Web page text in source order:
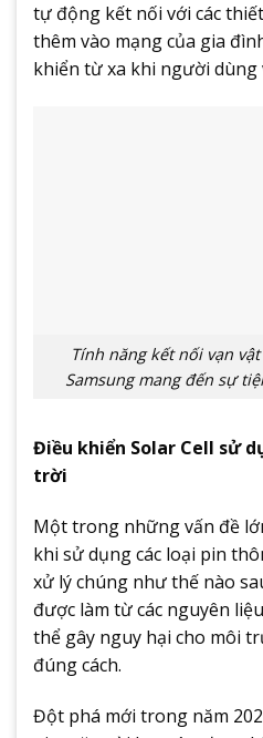
tự động kết nối với các
thêm vào mạng của gia
khiển từ xa khi người dùng
Tính năng kết nối vạn
Samsung mang đến sự
Điều khiển Solar Cell sử
trời
Một trong những vấn đề
khi sử dụng các loại pin
xử lý chúng như thế nào
được làm từ các nguyên
thể gây nguy hại cho môi
đúng cách.
Đột phá mới trong năm